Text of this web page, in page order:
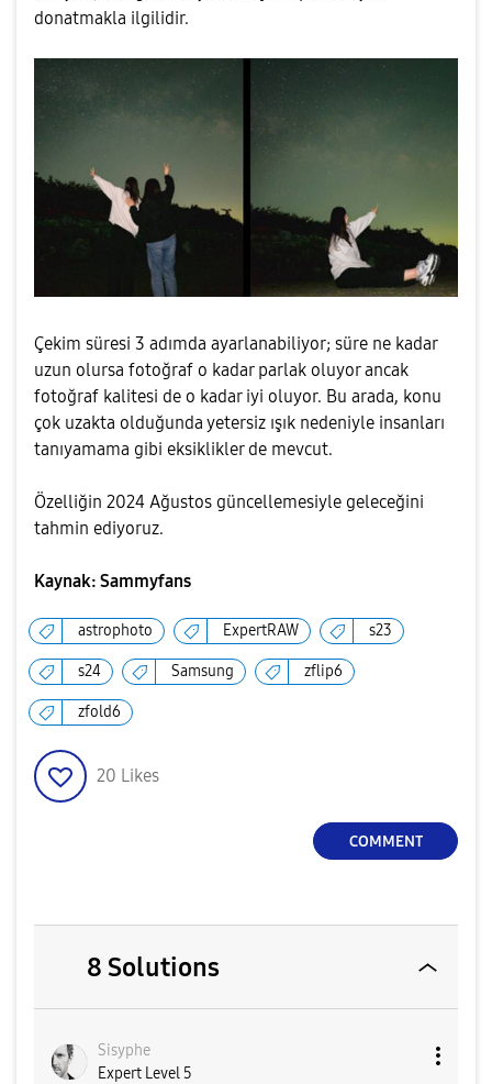
donatmakla ilgilidir.
Çekim süresi 3 adımda ayarlanabiliyor; süre ne kadar
uzun olursa fotoğraf o kadar parlak oluyor ancak
fotoğraf kalitesi de o kadar iyi oluyor. Bu arada, konu
çok uzakta olduğunda yetersiz ışık nedeniyle insanları
tanıyamama gibi eksiklikler de mevcut.
Özelliğin 2024 Ağustos güncellemesiyle geleceğini
tahmin ediyoruz.
Kaynak: Sammyfans
astrophoto ExpertRAW s23
s24 Samsung zflip6
zfold6
20 Likes
COMMENT
8 Solutions
Sisyphe
Expert Level 5